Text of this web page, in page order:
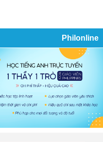
Philonline